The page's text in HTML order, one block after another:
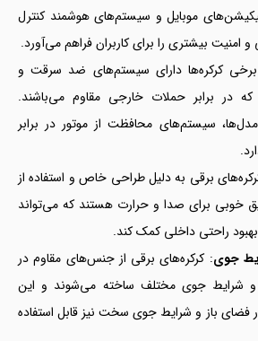
موبایل و سیستم‌های هوشمند کنترل
امنیت بیشتری را برای کاربران فراهم می‌آورد.
کرکره‌ها دارای سیستم‌های ضد سرقت و
در برابر حملات خارجی مقاوم می‌باشند.
سیستم‌های محافظت از موتور در برابر
برقی به دلیل طراحی خاص و استفاده از
خوبی برای صدا و حرارت هستند که می‌تواند
راحتی داخلی کمک کند.
جوی: کرکره‌های برقی از جنس‌های مقاوم در
و شرایط جوی مختلف ساخته می‌شوند و این
باز و شرایط جوی سخت نیز قابل استفاده